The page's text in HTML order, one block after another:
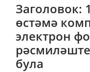
Заголовок:
өстәмә
электрон
була